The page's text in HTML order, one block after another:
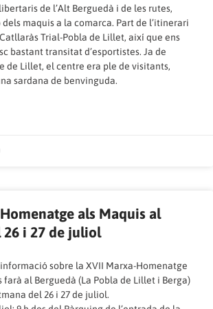
de l’Alt Berguedà i de les rutes,
maquis a la comarca. Part de l’itinerari
Trial-Pobla de Lillet, així que ens
bastant transitat d’esportistes. Ja de
de Lillet, el centre era ple de visitants,
sardana de benvinguda.
als Maquis al
26 i 27 de juliol
sobre la XVII Marxa-Homenatge
farà al Berguedà (La Pobla de Lillet i Berga)
del 26 i 27 de juliol.